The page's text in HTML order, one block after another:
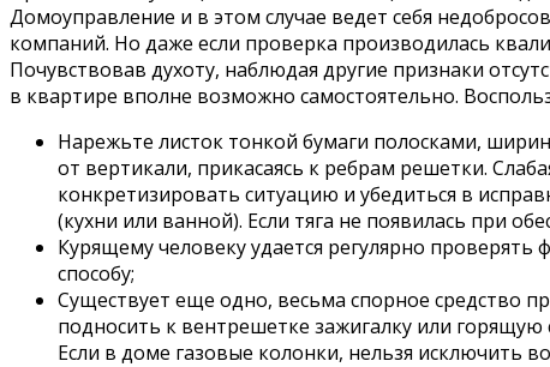
Домоуправление и в этом случае ведет себя
компаний. Но даже если проверка производилась
Почувствовав духоту, наблюдая другие признаки
в квартире вполне возможно самостоятельно.
Нарежьте листок тонкой бумаги полосками,
от вертикали, прикасаясь к ребрам решетки.
конкретизировать ситуацию и убедиться в
(кухни или ванной). Если тяга не появилась при
Курящему человеку удается регулярно
способу;
Существует еще одно, весьма спорное средство
подносить к вентрешетке зажигалку или горящую
Если в доме газовые колонки, нельзя исключить